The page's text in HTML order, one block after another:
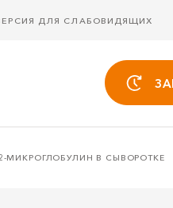
ДЛЯ СЛАБОВИДЯЩИХ
2-МИКРОГЛОБУЛИН В СЫВОРОТКЕ